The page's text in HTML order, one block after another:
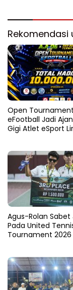
Rekomendasi
Open Tournament
eFootball Jadi
Gigi Atlet eSport
Agus-Rolan Sabet
Pada United
Tournament 2026